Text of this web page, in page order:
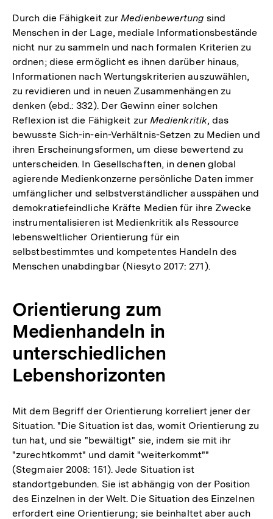
Durch die Fähigkeit zurMedienbewertung sind
Menschen in der Lage, mediale Informationsbestände
nicht nur zu sammeln und nach formalen Kriterien zu
ordnen; diese ermöglicht es ihnen darüber hinaus,
Informationen nach Wertungskriterien auszuwählen,
zu revidieren und in neuen Zusammenhängen zu
denken (ebd.: 332). Der Gewinn einer solchen
Reflexion ist die Fähigkeit zur Medienkritik, das
bewusste Sich-in-ein-Verhältnis-Setzen zu Medien und
ihren Erscheinungsformen, um diese bewertend zu
unterscheiden. In Gesellschaften, in denen global
agierende Medienkonzerne persönliche Daten immer
umfänglicher und selbstverständlicher ausspähen und
demokratiefeindliche Kräfte Medien für ihre Zwecke
instrumentalisieren ist Medienkritik als Ressource
lebensweltlicher Orientierung für ein
selbstbestimmtes und kompetentes Handeln des
Menschen unabdingbar (Niesyto 2017: 271).
Orientierung zum
Medienhandeln in
unterschiedlichen
Lebenshorizonten
Mit dem Begriff der Orientierung korreliert jener der
Situation. "Die Situation ist das, womit Orientierung zu
tun hat, und sie "bewältigt" sie, indem sie mit ihr
"zurechtkommt" und damit "weiterkommt""
(Stegmaier 2008: 151). Jede Situation ist
standortgebunden. Sie ist abhängig von der Position
des Einzelnen in der Welt. Die Situation des Einzelnen
erfordert eine Orientierung; sie beinhaltet aber auch